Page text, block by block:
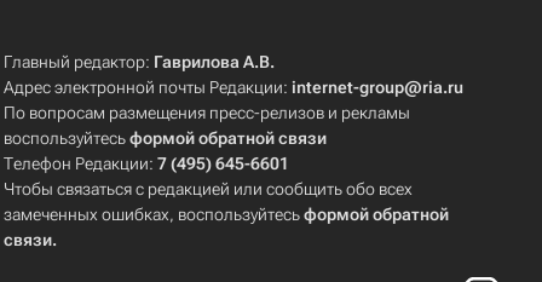
Главный редактор: Гаврилова А.В.
Адрес электронной почты Редакции:internet-group@ria.ru
По вопросам размещения пресс-релизов и рекламы
воспользуйтесьформой обратной связи
Телефон Редакции:7 (495) 645-6601
Чтобы связаться с редакцией или сообщить обо всех
замеченных ошибках, воспользуйтесьформой обратной
связи.